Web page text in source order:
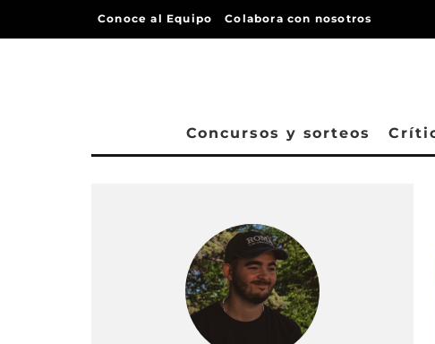
Conoce al Equipo Colabora con nosotros
Concursos y sorteos